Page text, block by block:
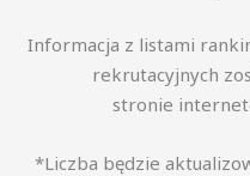
Informacja z listami
rekrutacyjnych
stronie
*Liczba będzie